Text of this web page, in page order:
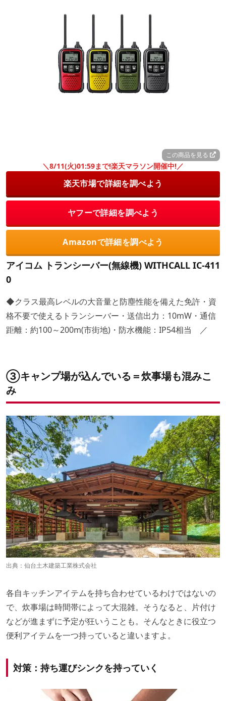
この商品を見る
＼8/11(火)01:59まで!楽天マラソン開催中!／
楽天市場で詳細を調べよう
ヤフーで詳細を調べよう
Amazonで詳細を調べよう
アイコム トランシーバー(無線機) WITHCALL IC-411
0
◆クラス最高レベルの大音量と防塵性能を備えた免許・資
格不要で使えるトランシーバー・送信出力：10mW・通信
距離：約100～200m(市街地)・防水機能：IP54相当 ／
③キャンプ場が込んでいる＝炊事場も混みこ
み
出典： 仙台土木建築工業株式会社
各自キッチンアイテムを持ち合わせているわけではないの
で、炊事場は時間帯によって大混雑。そうなると、片付け
などが進まずに予定が狂いうことも。そんなときに役立つ
便利アイテムを一つ持っていると違いますよ。
対策：持ち運びシンクを持っていく